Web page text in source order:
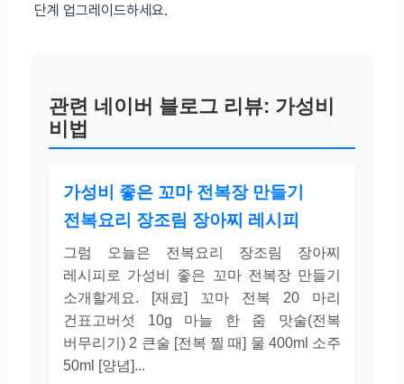
단계 업그레이드하세요.
관련 네이버 블로그 리뷰: 가성비
비법
가성비 좋은 꼬마 전복장 만들기
전복요리 장조림 장아찌 레시피
그럼 오늘은 전복요리 장조림 장아찌
레시피로 가성비 좋은 꼬마 전복장 만들기
소개할게요. [재료] 꼬마 전복 20 마리
건표고버섯 10g 마늘 한 줌 맛술(전복
버무리기) 2 큰술 [전복 찔 때] 물 400ml 소주
50ml [양념]...